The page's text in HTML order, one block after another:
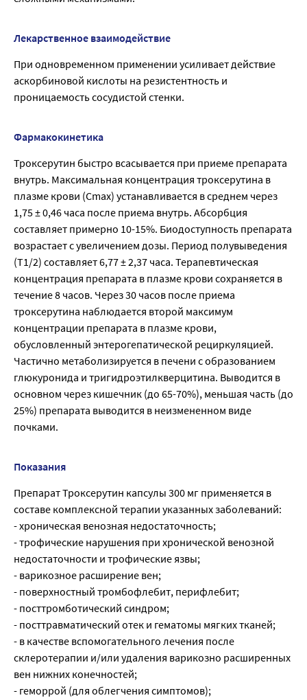
Лекарственное взаимодействие
При одновременном применении усиливает действие
аскорбиновой кислоты на резистентность и
проницаемость сосудистой стенки.
Фармакокинетика
Троксерутин быстро всасывается при приеме препарата
внутрь. Максимальная концентрация троксерутина в
плазме крови (Сmах) устанавливается в среднем через
1,75 ± 0,46 часа после приема внутрь. Абсорбция
составляет примерно 10-15%. Биодоступность препарата
возрастает с увеличением дозы. Период полувыведения
(Т1/2) составляет 6,77 ± 2,37 часа. Терапевтическая
концентрация препарата в плазме крови сохраняется в
течение 8 часов. Через 30 часов после приема
троксерутина наблюдается второй максимум
концентрации препарата в плазме крови,
обусловленный энтерогепатической рециркуляцией.
Частично метаболизируется в печени с образованием
глюкуронида и тригидроэтилкверцитина. Выводится в
основном через кишечник (до 65-70%), меньшая часть (до
25%) препарата выводится в неизмененном виде
почками.
Показания
Препарат Троксерутин капсулы 300 мг применяется в
составе комплексной терапии указанных заболеваний:
- хроническая венозная недостаточность;
- трофические нарушения при хронической венозной
недостаточности и трофические язвы;
- варикозное расширение вен;
- поверхностный тромбофлебит, перифлебит;
- посттромботический синдром;
- посттравматический отек и гематомы мягких тканей;
- в качестве вспомогательного лечения после
склеротерапии и/или удаления варикозно расширенных
вен нижних конечностей;
- геморрой (для облегчения симптомов);